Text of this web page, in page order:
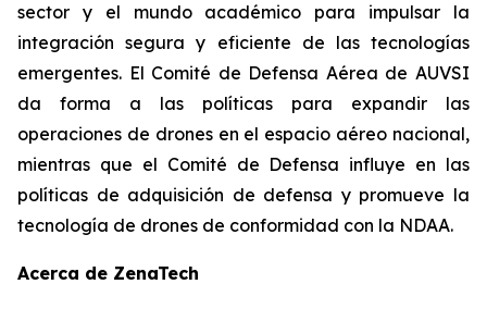
sector y el mundo académico para impulsar la
integración segura y eficiente de las tecnologías
emergentes. El Comité de Defensa Aérea de AUVSI
da forma a las políticas para expandir las
operaciones de drones en el espacio aéreo nacional,
mientras que el Comité de Defensa influye en las
políticas de adquisición de defensa y promueve la
tecnología de drones de conformidad con la NDAA.
Acerca de ZenaTech